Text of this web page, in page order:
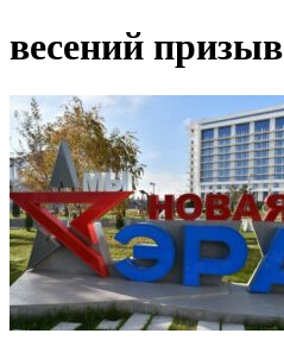
весений призыв